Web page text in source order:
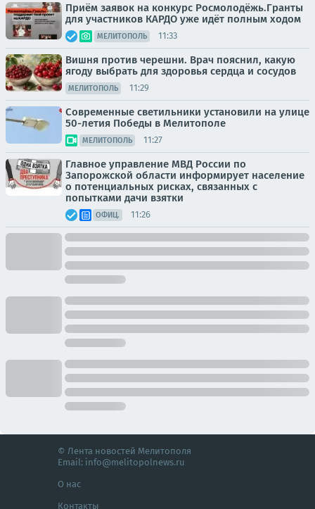
Приём заявок на конкурс Росмолодёжь.Гранты
для участников КАРДО уже идёт полным ходом
МЕЛИТОПОЛЬ 11:33
Вишня против черешни. Врач пояснил, какую
ягоду выбрать для здоровья сердца и сосудов
МЕЛИТОПОЛЬ 11:29
Современные светильники установили на улице
50-летия Победы в Мелитополе
МЕЛИТОПОЛЬ 11:27
Главное управление МВД России по
Запорожской области информирует население
о потенциальных рисках, связанных с
попытками дачи взятки
ОФИЦ. 11:26
© Лента новостей Мелитополя
Email: info@melitopolnews.ru
О нас
Контакты